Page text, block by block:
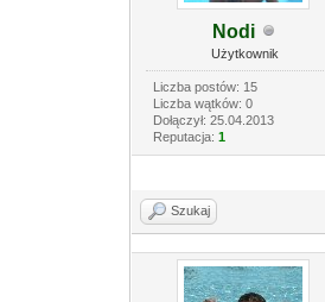
Nodi
Użytkownik
Liczba postów: 15
Liczba wątków: 0
Dołączył: 25.04.2013
Reputacja: 1
Szukaj